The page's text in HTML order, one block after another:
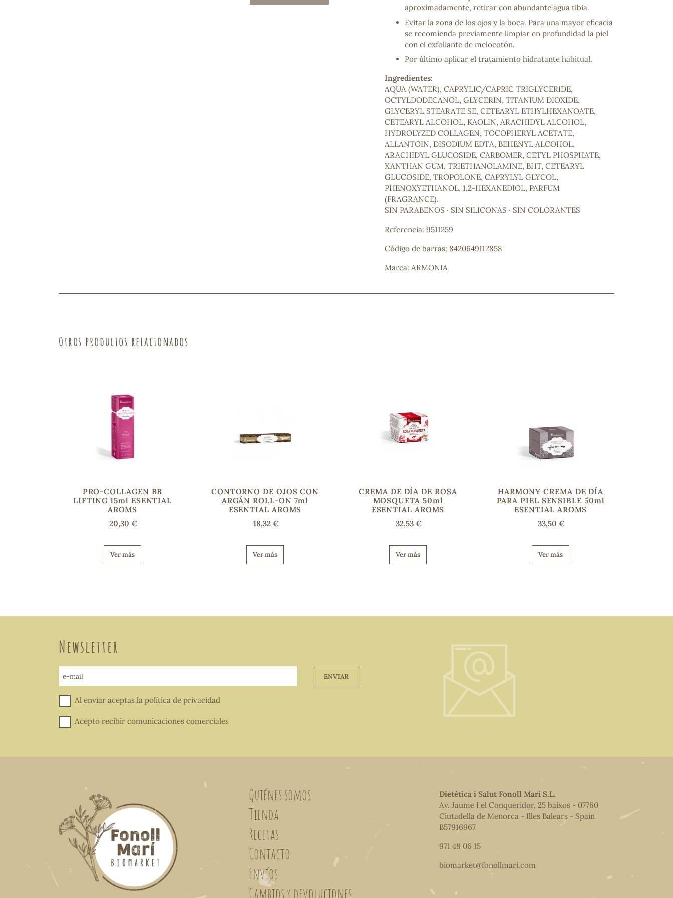
¿No encuentras tu producto?
contáctanosy lo encontraremos
aproximadamente, retirar con abundante agua tibia.
Evitar la zona de los ojos y la boca. Para una mayor eficacia
se recomienda previamente limpiar en profundidad la piel
con el exfoliante de melocotón.
Por último aplicar el tratamiento hidratante habitual.
Ingredientes:
AQUA (WATER), CAPRYLIC/CAPRIC TRIGLYCERIDE,
OCTYLDODECANOL, GLYCERIN, TITANIUM DIOXIDE,
GLYCERYL STEARATE SE, CETEARYL ETHYLHEXANOATE,
CETEARYL ALCOHOL, KAOLIN, ARACHIDYL ALCOHOL,
HYDROLYZED COLLAGEN, TOCOPHERYL ACETATE,
ALLANTOIN, DISODIUM EDTA, BEHENYL ALCOHOL,
ARACHIDYL GLUCOSIDE, CARBOMER, CETYL PHOSPHATE,
XANTHAN GUM, TRIETHANOLAMINE, BHT, CETEARYL
GLUCOSIDE, TROPOLONE, CAPRYLYL GLYCOL,
PHENOXYETHANOL, 1,2-HEXANEDIOL, PARFUM
(FRAGRANCE).
SIN PARABENOS · SIN SILICONAS · SIN COLORANTES
Referencia: 9511259
Código de barras: 8420649112858
Marca: ARMONIA
Otros productos relacionados
PRO-COLLAGEN BB
LIFTING 15ml ESENTIAL
AROMS
20,30 €
Ver más
CONTORNO DE OJOS CON
ARGÁN ROLL-ON 7ml
ESENTIAL AROMS
18,32 €
Ver más
CREMA DE DÍA DE ROSA
MOSQUETA 50ml
ESENTIAL AROMS
32,53 €
Ver más
HARMONY CREMA DE DÍA
PARA PIEL SENSIBLE 50ml
ESENTIAL AROMS
33,50 €
Ver más
Newsletter
e-mail ENVIAR
Al enviar aceptas la política de privacidad
Acepto recibir comunicaciones comerciales
Quiénes somos
Tienda
Recetas
Contacto
Envíos
Cambios y devoluciones
Dietètica i Salut Fonoll Marí S.L.
Av. Jaume I el Conqueridor, 25 baixos - 07760
Ciutadella de Menorca - Illes Balears - Spain
B57916967
971 48 06 15
biomarket@fonollmari.com